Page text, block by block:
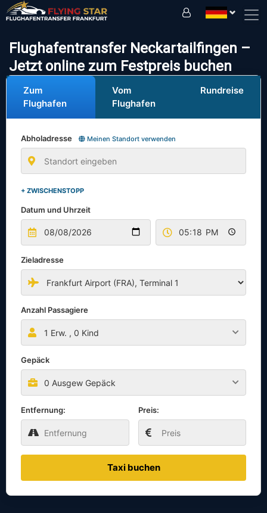
Flughafentransfer Neckartailfingen –
Jetzt online zum Festpreis buchen
Zum
Flughafen
Vom
Flughafen
Rundreise
Abholadresse Meinen Standort verwenden
+ ZWISCHENSTOPP
Datum und Uhrzeit
Zieladresse
Anzahl Passagiere
1 Erw. , 0 Kind
Gepäck
0 Ausgew Gepäck
Entfernung: Preis:
Taxi buchen